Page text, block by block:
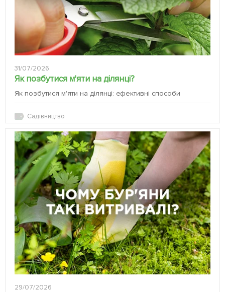
31/07/2026
Як позбутися м'яти на ділянці?
Як позбутися м'яти на ділянці: ефективні способи
Садівництво
29/07/2026